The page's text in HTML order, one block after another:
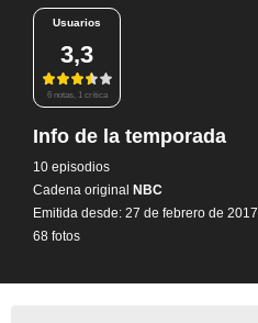
Usuarios
3,3
6 notas, 1 crítica
Info de la temporada
10 episodios
Cadena original NBC
Emitida desde: 27 de febrero de 2017
68 fotos